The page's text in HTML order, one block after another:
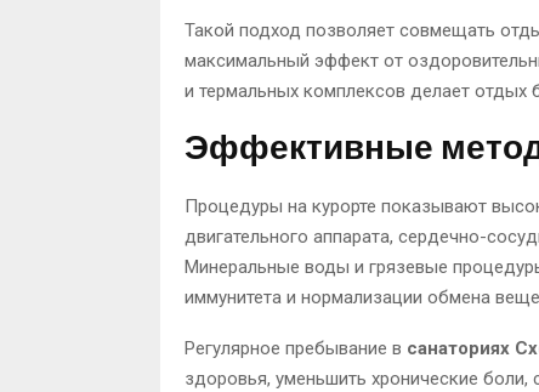
Такой подход позволяет совмещать
максимальный эффект от
и термальных комплексов делает
Эффективные
Процедуры на курорте показывают
двигательного аппарата, сердечно-
Минеральные воды и грязевые
иммунитета и нормализации обмена
Регулярное пребывание в санаториях
здоровья, уменьшить хронические боли,